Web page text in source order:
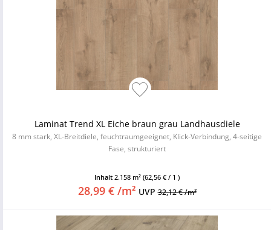
Laminat Trend XL Eiche braun grau Landhausdiele
8 mm stark, XL-Breitdiele, feuchtraumgeeignet, Klick-Verbindung, 4-seitige
Fase, strukturiert
Inhalt 2.158 m² (62,56 € / 1 )
28,99 € /m² UVP32,12 € /m²